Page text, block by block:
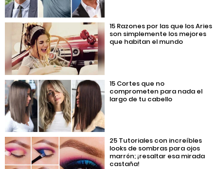
15 Razones por las que los Aries
son simplemente los mejores
que habitan el mundo
15 Cortes que no
comprometen para nada el
largo de tu cabello
25 Tutoriales con increíbles
looks de sombras para ojos
marrón; ¡resaltar esa mirada
castaña!